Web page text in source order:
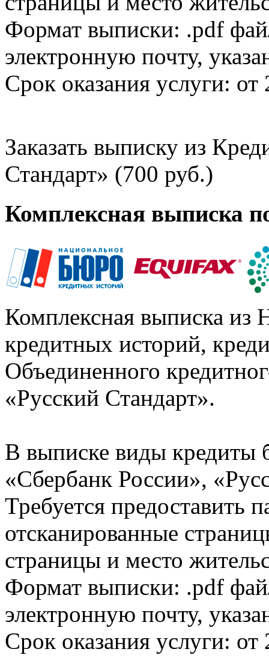
Формат выписки: .pdf
электронную почту,
Срок оказания услуги: от
Заказать выписку из
Стандарт» (700 руб.)
Комплексная выписка
Комплексная выписка из
кредитных историй,
Объединенного
«Русский Стандарт».
В выписке виды кредиты
«Сбербанк России»,
Требуется предоставить
отсканированные
страницы и место
Формат выписки: .pdf
электронную почту,
Срок оказания услуги: от